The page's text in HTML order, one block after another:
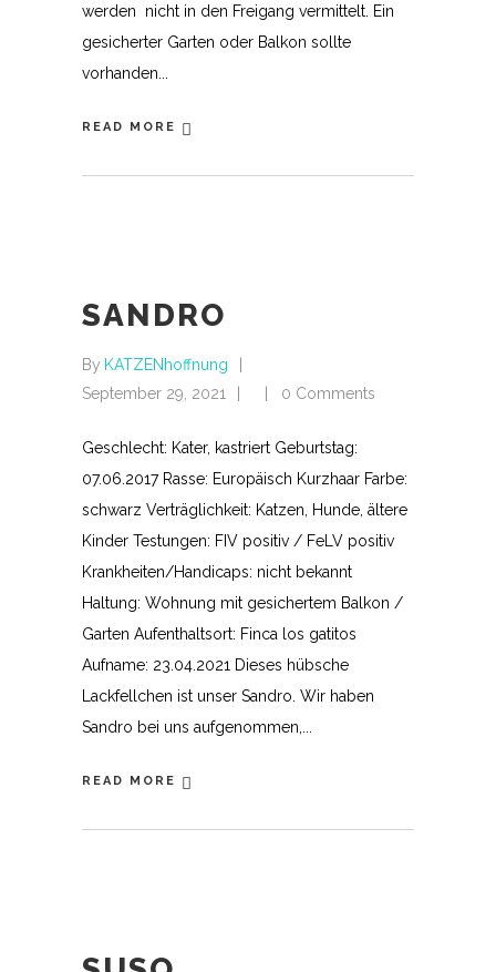
werden nicht in den Freigang vermittelt. Ein
gesicherter Garten oder Balkon sollte
vorhanden
READ MORE
SANDRO
By KATZENhoffnung
September 29, 2021
0 Comments
Geschlecht: Kater, kastriert Geburtstag:
07.06.2017 Rasse: Europäisch Kurzhaar Farbe:
schwarz Verträglichkeit: Katzen, Hunde, ältere
Kinder Testungen: FIV positiv / FeLV positiv
Krankheiten/Handicaps: nicht bekannt
Haltung: Wohnung mit gesichertem Balkon /
Garten Aufenthaltsort: Finca los gatitos
Aufname: 23.04.2021 Dieses hübsche
Lackfellchen ist unser Sandro. Wir haben
Sandro bei uns aufgenommen,
READ MORE